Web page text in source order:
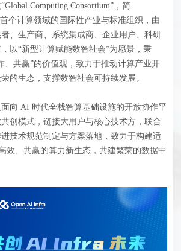
Computing Consortium”，简
个计算领域的国际性产业与标准组织，由
、生产商、系统集成商、企业用户、科研
以“新型计算赋能数智社会”为愿景，秉
、共赢”的价值观，致力于推动计算产业开
的生态，支撑数智社会可持续发展。
向 AI 时代全栈智算基础设施的开放协作平
创模式，链接大用户与核心技术方，联合
技术规范制定与方案落地，致力于构建适
效、共赢的算力新生态，共建繁荣的数据中